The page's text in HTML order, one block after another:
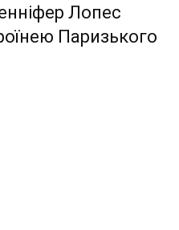
Лопес
Паризького